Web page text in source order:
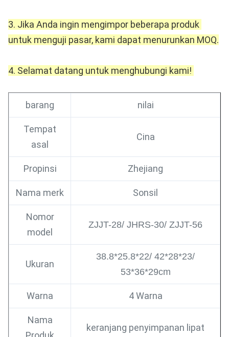
3. Jika Anda ingin mengimpor beberapa produk
untuk menguji pasar, kami dapat menurunkan MOQ.
4. Selamat datang untuk menghubungi kami!
barang nilai
Tempat
asal
Cina
Propinsi Zhejiang
Nama merk Sonsil
Nomor
model
ZJJT-28/ JHRS-30/ ZJJT-56
Ukuran
38.8*25.8*22/ 42*28*23/
53*36*29cm
Warna 4 Warna
Nama
keranjang penyimpanan lipat